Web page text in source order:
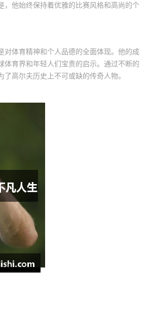
他始终保持着优雅的比赛风格和高尚的个
对体育精神和个人品德的全面体现。他的成
育界和年轻人们宝贵的启示。通过不断的
高尔夫历史上不可或缺的传奇人物。